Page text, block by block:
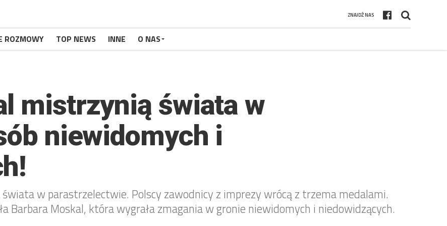
ZNAJDŹ NAS
ROZMOWY TOP NEWS INNE O NAS
mistrzynią świata w
niewidomych i
w parastrzelectwie. Polscy zawodnicy z imprezy wrócą z trzema medalami.
Barbara Moskal, która wygrała zmagania w gronie niewidomych i niedowidzących.